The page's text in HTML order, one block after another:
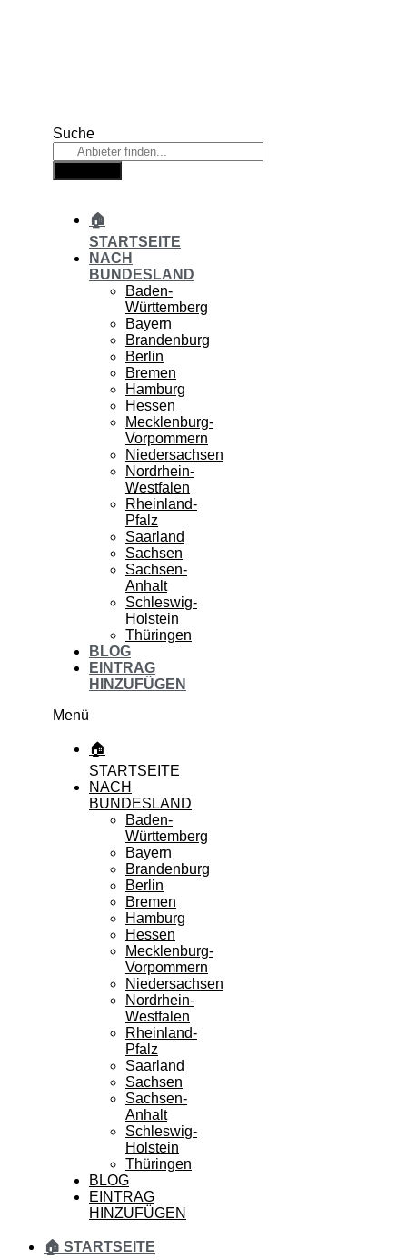
Suche
🏠
STARTSEITE
NACH
BUNDESLAND
Baden-
Württemberg
Bayern
Brandenburg
Berlin
Bremen
Hamburg
Hessen
Mecklenburg-
Vorpommern
Niedersachsen
Nordrhein-
Westfalen
Rheinland-
Pfalz
Saarland
Sachsen
Sachsen-
Anhalt
Schleswig-
Holstein
Thüringen
BLOG
EINTRAG
HINZUFÜGEN
Menü
🏠
STARTSEITE
NACH
BUNDESLAND
Baden-
Württemberg
Bayern
Brandenburg
Berlin
Bremen
Hamburg
Hessen
Mecklenburg-
Vorpommern
Niedersachsen
Nordrhein-
Westfalen
Rheinland-
Pfalz
Saarland
Sachsen
Sachsen-
Anhalt
Schleswig-
Holstein
Thüringen
BLOG
EINTRAG
HINZUFÜGEN
🏠 STARTSEITE